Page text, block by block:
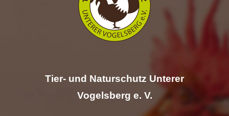
Tier- und Naturschutz Unterer
Vogelsberg e. V.